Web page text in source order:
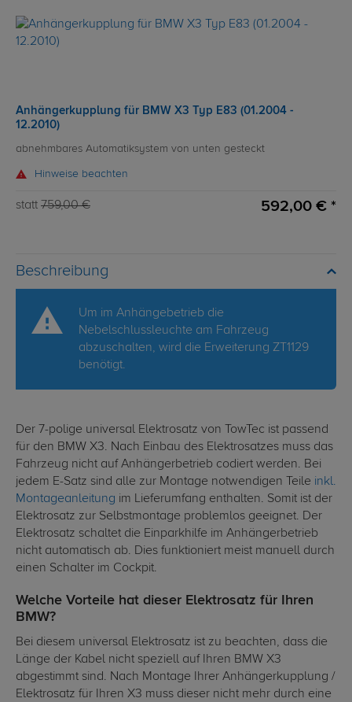
Anhängerkupplung für BMW X3 Typ E83 (01.2004 -
12.2010)
abnehmbares Automatiksystem von unten gesteckt
Hinweise beachten
statt 759,00 € 592,00 € *
Beschreibung
Um im Anhängebetrieb die
Nebelschlussleuchte am Fahrzeug
abzuschalten, wird die Erweiterung ZT1129
benötigt.
Der 7-polige universal Elektrosatz von TowTec ist passend
für den BMW X3. Nach Einbau des Elektrosatzes muss das
Fahrzeug nicht auf Anhängerbetrieb codiert werden. Bei
jedem E-Satz sind alle zur Montage notwendigen Teile inkl.
Montageanleitung im Lieferumfang enthalten. Somit ist der
Elektrosatz zur Selbstmontage problemlos geeignet. Der
Elektrosatz schaltet die Einparkhilfe im Anhängerbetrieb
nicht automatisch ab. Dies funktioniert meist manuell durch
einen Schalter im Cockpit.
Welche Vorteile hat dieser Elektrosatz für Ihren
BMW?
Bei diesem universal Elektrosatz ist zu beachten, dass die
Länge der Kabel nicht speziell auf Ihren BMW X3
abgestimmt sind. Nach Montage Ihrer Anhängerkupplung /
Elektrosatz für Ihren X3 muss dieser nicht mehr durch eine